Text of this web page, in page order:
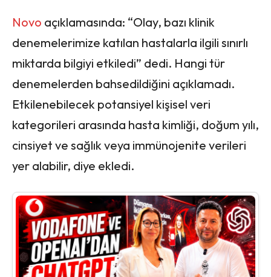
Novo açıklamasında: “Olay, bazı klinik
denemelerimize katılan hastalarla ilgili sınırlı
miktarda bilgiyi etkiledi” dedi. Hangi tür
denemelerden bahsedildiğini açıklamadı.
Etkilenebilecek potansiyel kişisel veri
kategorileri arasında hasta kimliği, doğum yılı,
cinsiyet ve sağlık veya immünojenite verileri
yer alabilir, diye ekledi.